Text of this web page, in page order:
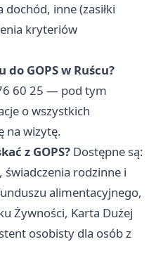
inne (zasiłki
kryteriów
GOPS w Ruścu?
60 25 — pod tym
o wszystkich
na wizytę.
z GOPS? Dostępne są:
świadczenia rodzinne i
alimentacyjnego,
Żywności, Karta Dużej
osobisty dla osób z